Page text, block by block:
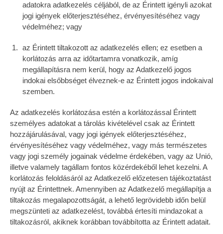
adatokra adatkezelés céljából, de az Érintett igényli azokat
jogi igények előterjesztéséhez, érvényesítéséhez vagy
védelméhez; vagy
az Érintett tiltakozott az adatkezelés ellen; ez esetben a
korlátozás arra az időtartamra vonatkozik, amíg
megállapításra nem kerül, hogy az Adatkezelő jogos
indokai elsőbbséget élveznek-e az Érintett jogos indokaival
szemben.
Az adatkezelés korlátozása estén a korlátozással Érintett
személyes adatokat a tárolás kivételével csak az Érintett
hozzájárulásával, vagy jogi igények előterjesztéséhez,
érvényesítéséhez vagy védelméhez, vagy más természetes
vagy jogi személy jogainak védelme érdekében, vagy az Unió,
illetve valamely tagállam fontos közérdekéből lehet kezelni. A
korlátozás feloldásáról az Adatkezelő előzetesen tájékoztatást
nyújt az Érintettnek. Amennyiben az Adatkezelő megállapítja a
tiltakozás megalapozottságát, a lehető legrövidebb időn belül
megszünteti az adatkezelést, továbbá értesíti mindazokat a
tiltakozásról, akiknek korábban továbbította az Érintett adatait.